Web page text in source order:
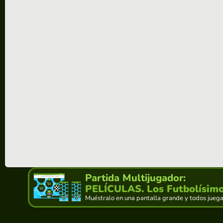
Partida Multijugador:
PELÍCULAS. Los
Muéstralo en una pantalla grande y todos